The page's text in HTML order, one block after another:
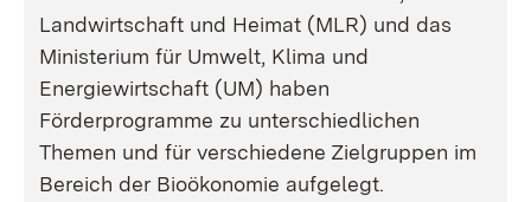
Landwirtschaft und Heimat (MLR) und das
Ministerium für Umwelt, Klima und
Energiewirtschaft (UM) haben
Förderprogramme zu unterschiedlichen
Themen und für verschiedene Zielgruppen im
Bereich der Bioökonomie aufgelegt.